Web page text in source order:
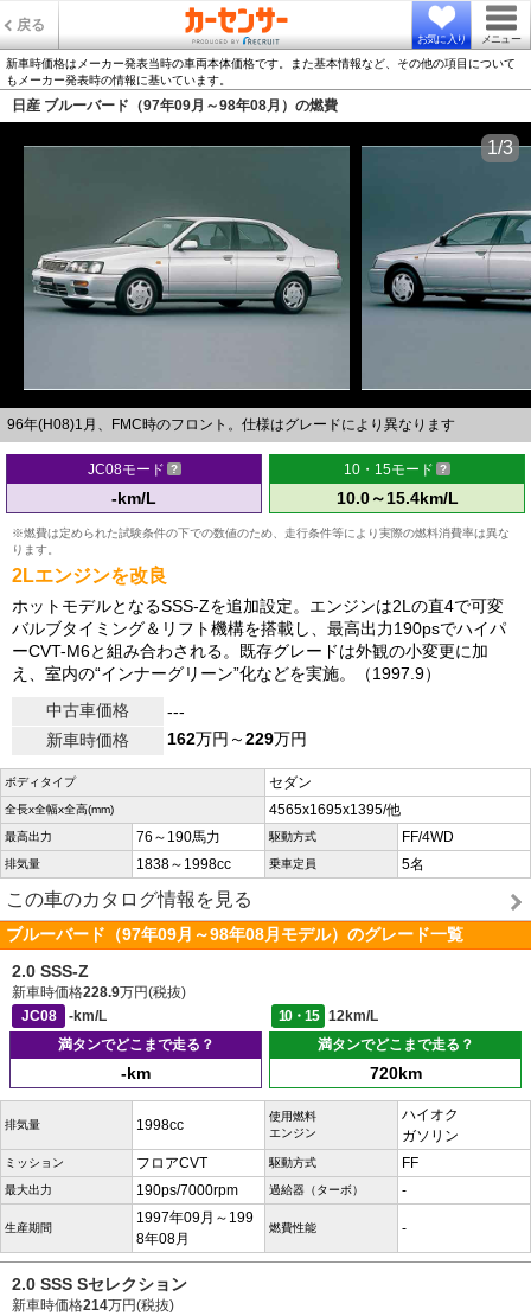
戻る
お気に入り メニュー
新車時価格はメーカー発表当時の車両本体価格です。また基本情報など、その他の項目について
もメーカー発表時の情報に基いています。
日産 ブルーバード（97年09月～98年08月）の燃費
96年(H08)1月、FMC時のフロント。仕様はグレードにより異なります
1/3
JC08モード
-km/L
10・15モード
10.0～15.4km/L
※燃費は定められた試験条件の下での数値のため、走行条件等により実際の燃料消費率は異な
ります。
2Lエンジンを改良
ホットモデルとなるSSS-Zを追加設定。エンジンは2Lの直4で可変
バルブタイミング＆リフト機構を搭載し、最高出力190psでハイパ
ーCVT-M6と組み合わされる。既存グレードは外観の小変更に加
え、室内の“インナーグリーン”化などを実施。（1997.9）
中古車価格
---
新車時価格
162万円～229万円
ボディタイプ セダン
全長x全幅x全高(mm) 4565x1695x1395/他
最高出力 76～190馬力 駆動方式 FF/4WD
排気量 1838～1998cc 乗車定員 5名
この車のカタログ情報を見る
ブルーバード（97年09月～98年08月モデル）のグレード一覧
2.0 SSS-Z
新車時価格228.9万円(税抜)
JC08
-km/L 10・15
12km/L
満タンでどこまで走る？
-km
満タンでどこまで走る？
720km
排気量 1998cc
使用燃料
エンジン
ハイオク
ガソリン
ミッション フロアCVT 駆動方式 FF
最大出力 190ps/7000rpm 過給器（ターボ） -
生産期間
1997年09月～199
8年08月
燃費性能 -
2.0 SSS Sセレクション
新車時価格214万円(税抜)